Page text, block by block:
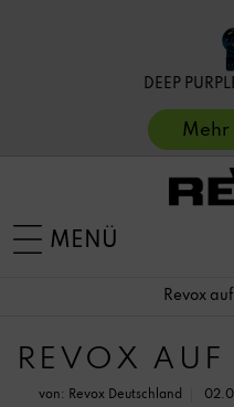
DEEP
Mehr
MENÜ
Revox
REVOX
von: Revox Deutschland